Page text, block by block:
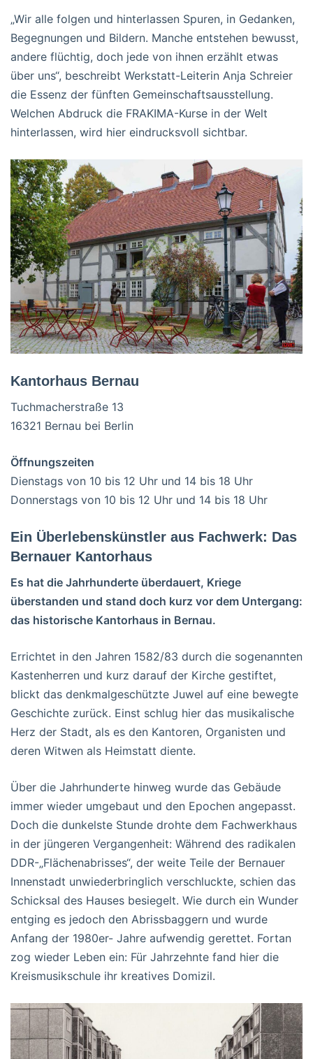
„Wir alle folgen und hinterlassen Spuren, in Gedanken,
Begegnungen und Bildern. Manche entstehen bewusst,
andere flüchtig, doch jede von ihnen erzählt etwas
über uns“, beschreibt Werkstatt-Leiterin Anja Schreier
die Essenz der fünften Gemeinschaftsausstellung.
Welchen Abdruck die FRAKIMA-Kurse in der Welt
hinterlassen, wird hier eindrucksvoll sichtbar.
Kantorhaus Bernau
Tuchmacherstraße 13
16321 Bernau bei Berlin
Öffnungszeiten
Dienstags von 10 bis 12 Uhr und 14 bis 18 Uhr
Donnerstags von 10 bis 12 Uhr und 14 bis 18 Uhr
Ein Überlebenskünstler aus Fachwerk: Das
Bernauer Kantorhaus
Es hat die Jahrhunderte überdauert, Kriege
überstanden und stand doch kurz vor dem Untergang:
das historische Kantorhaus in Bernau.
Errichtet in den Jahren 1582/83 durch die sogenannten
Kastenherren und kurz darauf der Kirche gestiftet,
blickt das denkmalgeschützte Juwel auf eine bewegte
Geschichte zurück. Einst schlug hier das musikalische
Herz der Stadt, als es den Kantoren, Organisten und
deren Witwen als Heimstatt diente.
Über die Jahrhunderte hinweg wurde das Gebäude
immer wieder umgebaut und den Epochen angepasst.
Doch die dunkelste Stunde drohte dem Fachwerkhaus
in der jüngeren Vergangenheit: Während des radikalen
DDR-„Flächenabrisses“, der weite Teile der Bernauer
Innenstadt unwiederbringlich verschluckte, schien das
Schicksal des Hauses besiegelt. Wie durch ein Wunder
entging es jedoch den Abrissbaggern und wurde
Anfang der 1980er- Jahre aufwendig gerettet. Fortan
zog wieder Leben ein: Für Jahrzehnte fand hier die
Kreismusikschule ihr kreatives Domizil.